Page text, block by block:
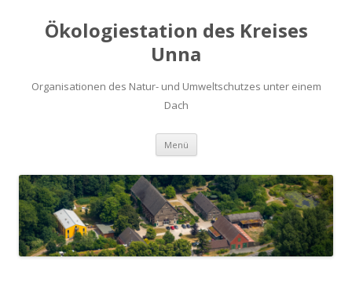
Ökologiestation des Kreises
Unna
Organisationen des Natur- und Umweltschutzes unter einem
Dach
Menü Zum
springen